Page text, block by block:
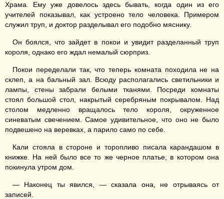
Храма. Ему уже довелось здесь бывать, когда один из его
учителей показывал, как устроено тело человека. Примером
служил труп, и доктор разделывал его подобно мяснику.
Он боялся, что зайдет в покои и увидит разделанный труп
короля, однако его ждал немалый сюрприз.
Покои переделали так, что теперь комната походила не на
склеп, а на бальный зал. Всюду располагались светильники и
лампы, стены забрали белыми тканями. Посреди комнаты
стоял большой стол, накрытый серебряным покрывалом. Над
столом медленно вращалось тело короля, окруженное
синеватым свечением. Самое удивительное, что оно не было
подвешено на веревках, а парило само по себе.
Кали стояла в стороне и торопливо писала карандашом в
книжке. На ней было все то же черное платье, в котором она
покинула утром дом.
— Наконец ты явился, — сказала она, не отрываясь от
записей.